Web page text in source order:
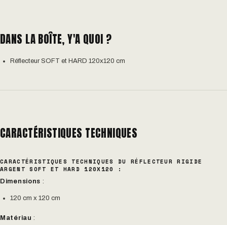
DANS LA BOÎTE, Y'A QUOI ?
Réflecteur SOFT et HARD 120x120 cm
CARACTÉRISTIQUES TECHNIQUES
CARACTÉRISTIQUES TECHNIQUES DU RÉFLECTEUR RIGIDE
ARGENT SOFT ET HARD 120X120 :
Dimensions :
120 cm x 120 cm
Matériau :